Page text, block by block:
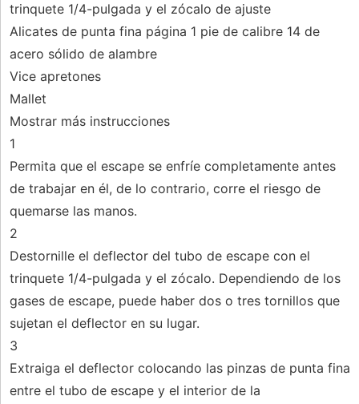
trinquete 1/4-pulgada y el zócalo de ajuste
Alicates de punta fina página 1 pie de calibre 14 de
acero sólido de alambre
Vice apretones
Mallet
Mostrar más instrucciones
1
Permita que el escape se enfríe completamente antes
de trabajar en él, de lo contrario, corre el riesgo de
quemarse las manos.
2
Destornille el deflector del tubo de escape con el
trinquete 1/4-pulgada y el zócalo. Dependiendo de los
gases de escape, puede haber dos o tres tornillos que
sujetan el deflector en su lugar.
3
Extraiga el deflector colocando las pinzas de punta fina
entre el tubo de escape y el interior de la